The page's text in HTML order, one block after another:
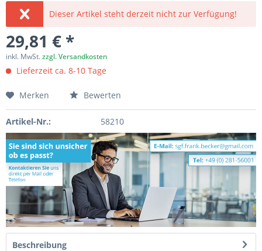
Dieser Artikel steht derzeit nicht zur Verfügung!
29,81 € *
inkl. MwSt.zzgl. Versandkosten
Lieferzeit ca. 8-10 Tage
Merken Bewerten
Artikel-Nr.: 58210
Beschreibung